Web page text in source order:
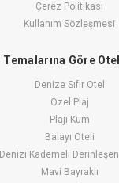
Çerez Politikası
Kullanım Sözleşmesi
Temalarına Göre
Denize Sıfır Otel
Özel Plaj
Plajı Kum
Balayı Oteli
Denizi Kademeli
Mavi Bayraklı